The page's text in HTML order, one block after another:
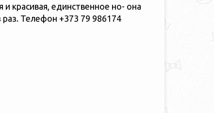
и красивая, единственное но- она
раз. Телефон +373 79 986174